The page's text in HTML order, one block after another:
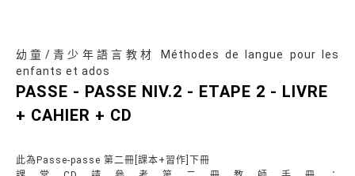
幼童/青少年語言教材 Méthodes de langue pour les
enfants et ados
PASSE - PASSE NIV.2 - ETAPE 2 - LIVRE
+ CAHIER + CD
此為Passe-passe 第二冊[課本+習作]下冊